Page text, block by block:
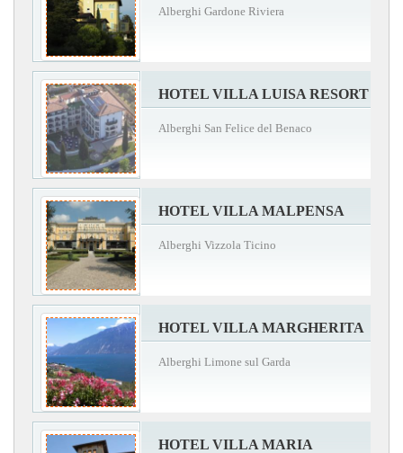
Alberghi Gardone Riviera
HOTEL VILLA LUISA RESORT
Alberghi San Felice del Benaco
HOTEL VILLA MALPENSA
Alberghi Vizzola Ticino
HOTEL VILLA MARGHERITA
Alberghi Limone sul Garda
HOTEL VILLA MARIA